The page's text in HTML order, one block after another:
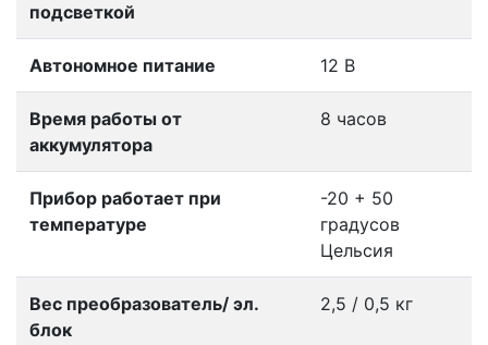
подсветкой
Автономное питание 12 В
Время работы от
аккумулятора
8 часов
Прибор работает при
температуре
-20 + 50
градусов
Цельсия
Вес преобразователь/ эл.
блок
2,5 / 0,5 кг